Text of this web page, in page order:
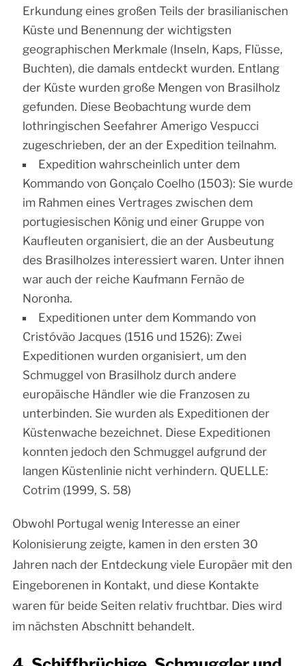
Erkundung eines großen Teils der brasilianischen
Küste und Benennung der wichtigsten
geographischen Merkmale (Inseln, Kaps, Flüsse,
Buchten), die damals entdeckt wurden. Entlang
der Küste wurden große Mengen von Brasilholz
gefunden. Diese Beobachtung wurde dem
lothringischen Seefahrer Amerigo Vespucci
zugeschrieben, der an der Expedition teilnahm.
Expedition wahrscheinlich unter dem
Kommando von Gonçalo Coelho (1503): Sie wurde
im Rahmen eines Vertrages zwischen dem
portugiesischen König und einer Gruppe von
Kaufleuten organisiert, die an der Ausbeutung
des Brasilholzes interessiert waren. Unter ihnen
war auch der reiche Kaufmann Fernão de
Noronha.
Expeditionen unter dem Kommando von
Cristóvão Jacques (1516 und 1526): Zwei
Expeditionen wurden organisiert, um den
Schmuggel von Brasilholz durch andere
europäische Händler wie die Franzosen zu
unterbinden. Sie wurden als Expeditionen der
Küstenwache bezeichnet. Diese Expeditionen
konnten jedoch den Schmuggel aufgrund der
langen Küstenlinie nicht verhindern. QUELLE:
Cotrim (1999, S. 58)
Obwohl Portugal wenig Interesse an einer
Kolonisierung zeigte, kamen in den ersten 30
Jahren nach der Entdeckung viele Europäer mit den
Eingeborenen in Kontakt, und diese Kontakte
waren für beide Seiten relativ fruchtbar. Dies wird
im nächsten Abschnitt behandelt.